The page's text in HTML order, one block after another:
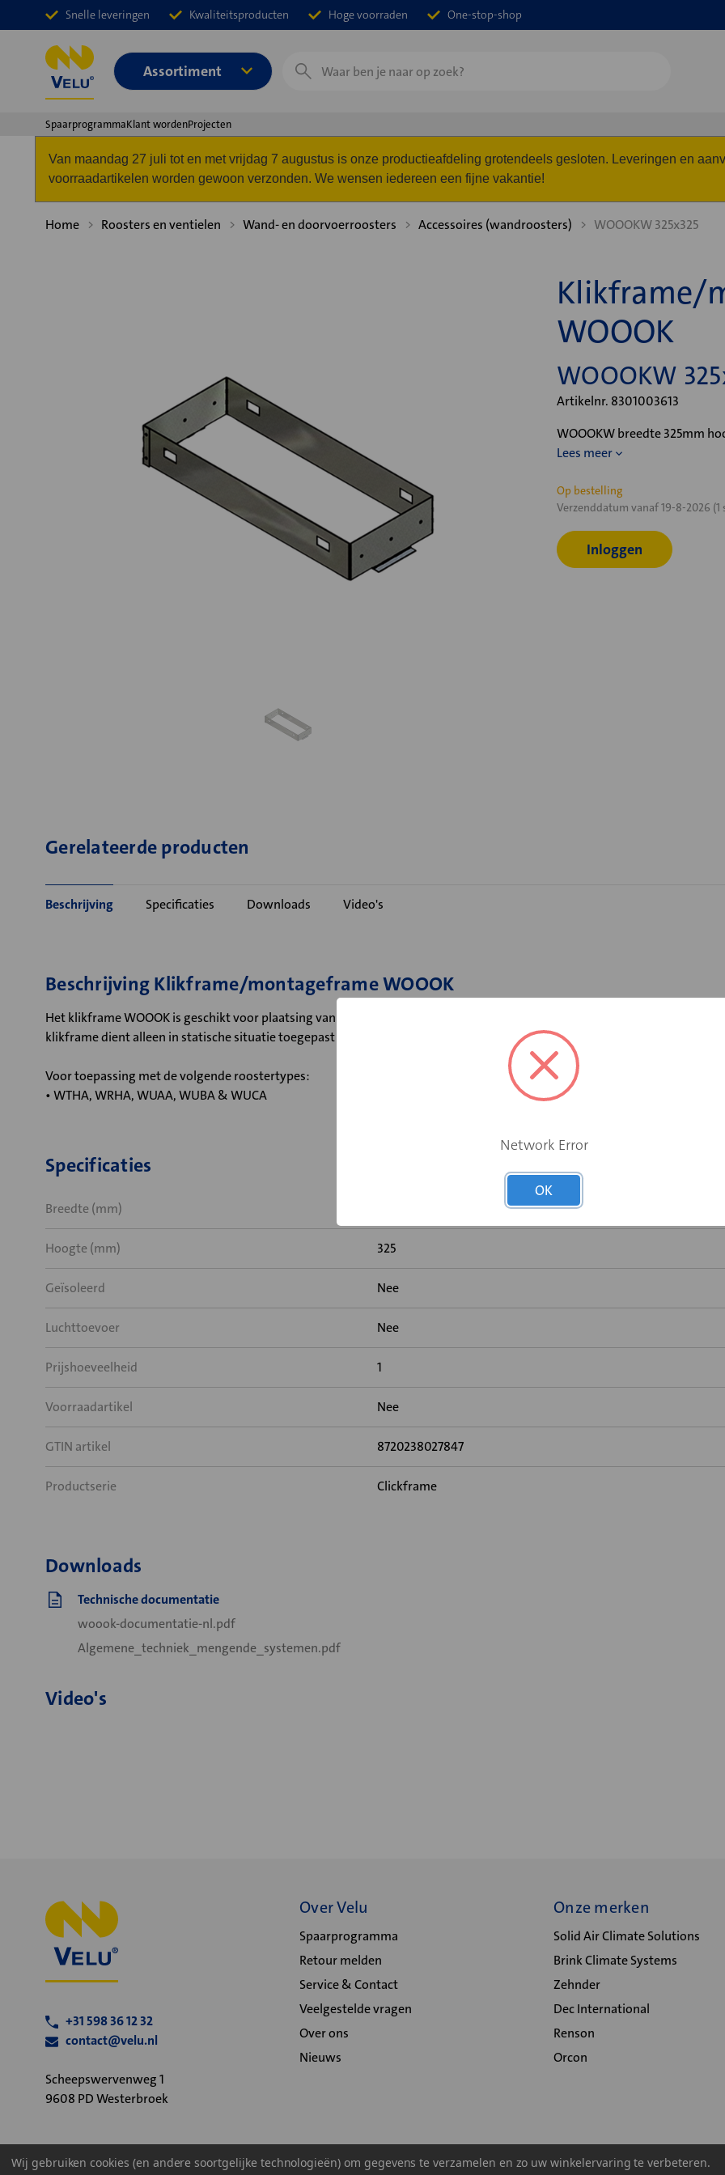
Snelle leveringen Kwaliteitsproducten Hoge voorraden One-stop-shop
Assortiment
Zoeken
SpaarprogrammaKlant wordenProjecten
Van maandag 27 juli tot en met vrijdag 7 augustus is onze productieafdeling grotendeels gesloten. Leveringen en
voorraadartikelen worden gewoon verzonden. We wensen iedereen een fijne vakantie!
Home Roosters en ventielen Wand- en doorvoerroosters Accessoires (wandroosters) WOOOKW 325x325
Klikframe/
WOOOK
WOOOKW
Artikelnr. 8301003613
WOOOKW breedte 325mm
Lees meer
Huidige
voorraad:
Op bestelling
Verzenddatum vanaf 19-8-2026 (1
Inloggen
Gerelateerde producten
Beschrijving Specificaties Downloads Video's
Beschrijving Klikframe/montageframe WOOOK
Het klikframe WOOOK is geschikt voor plaatsing van wandroosters in uitneembare opstelling. Op het rooster worden
klikframe dient alleen in statische situatie toegepast te worden.
Voor toepassing met de volgende roostertypes:
• WTHA, WRHA, WUAA, WUBA & WUCA
Specificaties
Breedte (mm)
Hoogte (mm) 325
Geïsoleerd Nee
Luchttoevoer Nee
Prijshoeveelheid 1
Voorraadartikel Nee
GTIN artikel 8720238027847
Productserie Clickframe
Downloads
Technische documentatie
woook-documentatie-nl.pdf
Algemene_techniek_mengende_systemen.pdf
Video's
+31 598 36 12 32
contact@velu.nl
Scheepswervenweg 1
9608 PD Westerbroek
Over Velu
Spaarprogramma
Retour melden
Service & Contact
Veelgestelde vragen
Over ons
Nieuws
Onze merken
Solid Air Climate Solutions
Brink Climate Systems
Zehnder
Dec International
Renson
Orcon
Wij gebruiken cookies (en andere soortgelijke technologieën) om gegevens te verzamelen en zo uw winkelervaring te verbeteren.
Network Error
OK